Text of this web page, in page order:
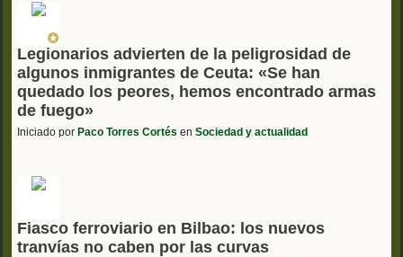
Legionarios advierten de la peligrosidad de
algunos inmigrantes de Ceuta: «Se han
quedado los peores, hemos encontrado armas
de fuego»
Iniciado por Paco Torres Cortés en Sociedad y actualidad
Fiasco ferroviario en Bilbao: los nuevos
tranvías no caben por las curvas